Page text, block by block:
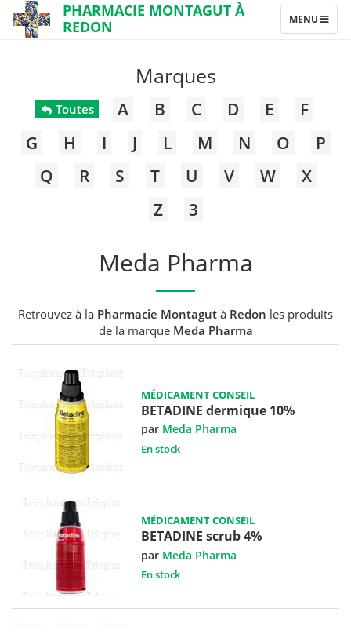
PHARMACIE MONTAGUT À
REDON
TOGGLE
NAVIGATION
MENU
Marques
Toutes A B C D E
F
G
H I J L M N O
P
Q
R S T U V W
X
Z
3
Meda Pharma
Retrouvez à la Pharmacie Montagut à Redon les produits
de la marque Meda Pharma
MÉDICAMENT CONSEIL
BETADINE dermique 10%
par Meda Pharma
En stock
MÉDICAMENT CONSEIL
BETADINE scrub 4%
par Meda Pharma
En stock